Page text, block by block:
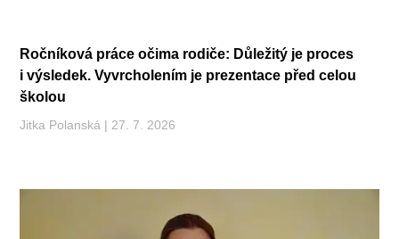
Ročníková práce očima rodiče: Důležitý je proces
i výsledek. Vyvrcholením je prezentace před celou
školou
Jitka Polanská 27. 7. 2026